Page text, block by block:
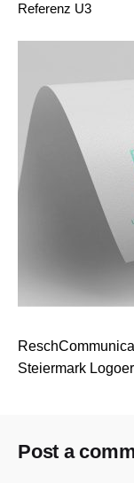
Referenz U3
Steiermark
Post a